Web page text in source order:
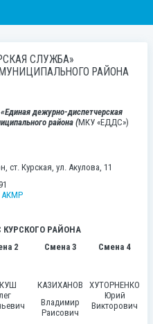
СЛУЖБА»
РАЙОНА
дежурно-диспетчерская
района (МКУ «ЕДДС»)
ст. Курская, ул. Акулова, 11
(87964) 6-40-91
РАЙОНА
2 Смена 3 Смена 4
КАЗИХАНОВ
Владимир
Раисович
ХУТОРНЕНКО
Юрий
Викторович